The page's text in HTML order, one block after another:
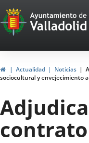
Portal
Web
del
de
Valladolid
InicioActualidad Noticias
sociocultural y envejecimiento